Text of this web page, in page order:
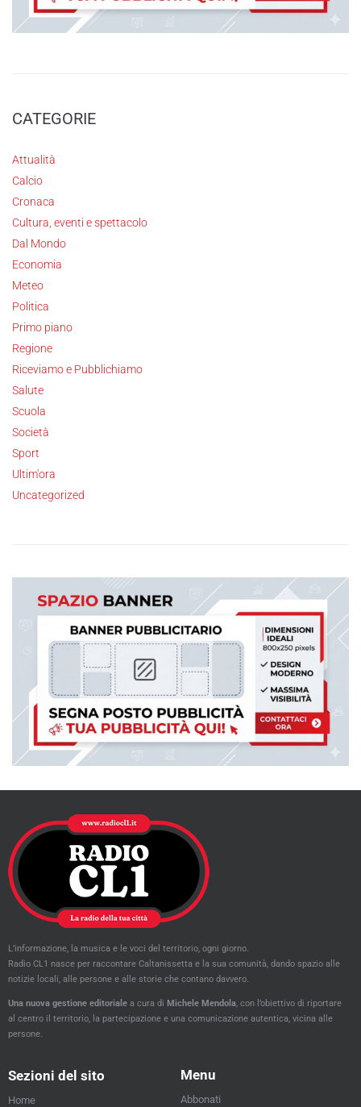
CATEGORIE
Attualità
Calcio
Cronaca
Cultura, eventi e spettacolo
Dal Mondo
Economia
Meteo
Politica
Primo piano
Regione
Riceviamo e Pubblichiamo
Salute
Scuola
Società
Sport
Ultim'ora
Uncategorized
L’informazione, la musica e le voci del territorio, ogni giorno.
Radio CL1 nasce per raccontare Caltanissetta e la sua comunità, dando spazio alle
notizie locali, alle persone e alle storie che contano davvero.
Una nuova gestione editoriale a cura di Michele Mendola, con l’obiettivo di riportare
al centro il territorio, la partecipazione e una comunicazione autentica, vicina alle
persone.
Sezioni del sito
Home
Menu
Abbonati